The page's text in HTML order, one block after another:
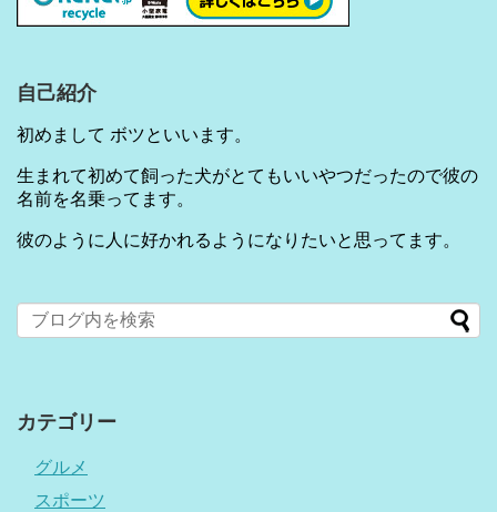
自己紹介
初めまして ボツといいます。
生まれて初めて飼った犬がとてもいいやつだったので彼の
名前を名乗ってます。
彼のように人に好かれるようになりたいと思ってます。
カテゴリー
グルメ
スポーツ